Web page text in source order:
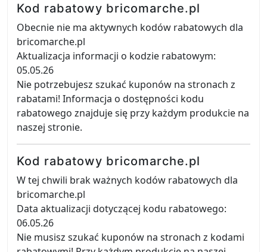
Kod rabatowy bricomarche.pl
Obecnie nie ma aktywnych kodów rabatowych dla
bricomarche.pl
Aktualizacja informacji o kodzie rabatowym:
05.05.26
Nie potrzebujesz szukać kuponów na stronach z
rabatami! Informacja o dostępności kodu
rabatowego znajduje się przy każdym produkcie na
naszej stronie.
Kod rabatowy bricomarche.pl
W tej chwili brak ważnych kodów rabatowych dla
bricomarche.pl
Data aktualizacji dotyczącej kodu rabatowego:
06.05.26
Nie musisz szukać kuponów na stronach z kodami